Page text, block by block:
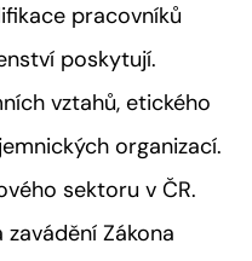
pracovníků
poskytují.
vztahů, etického
organizací.
sektoru v ČR.
Zákona